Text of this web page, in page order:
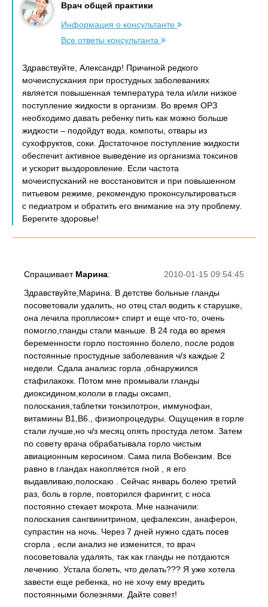
Врач общей практики
Информация о консультанте
Все ответы консультанта
Здравствуйте, Александр! Причиной редкого
мочеиспускания при простудных заболеваниях
является повышенная температура тела и/или низкое
поступление жидкости в организм. Во время ОРЗ
необходимо давать ребенку пить как можно больше
жидкости – подойдут вода, компоты, отвары из
сухофруктов, соки. Достаточное поступление жидкости
обеспечит активное выведение из организма токсинов
и ускорит выздоровление. Если частота
мочеиспусканий не восстановится и при повышенном
питьевом режиме, рекомендую проконсультироваться
с педиатром и обратить его внимание на эту проблему.
Берегите здоровье!
2010-01-15 09:54:45
Спрашивает Марина:
Здравствуйте,Марина. В детстве больные гланды
посоветовали удалить, но отец стал водить к старушке,
она лечила проплисом+ спирт и еще что-то, очень
помогло,гланды стали маньше. В 24 года во время
беременности горло постоянно болело, после родов
постоянные простудные заболевания ч/з каждые 2
недели. Сдала анализс горла ,обнаружился
стафилакокк. Потом мне промывали гланды
диоксидином,кололи в глады оксамп,
полоскания,таблетки тонзилотрон, иммунофан,
витамины В1,В6., физиопроцедуры. Ощущения в горле
стали лучше,но ч/з месяц опять простуда летом. Затем
по совету врача обрабатывала горло чистым
авиационным керосином. Сама пила Вобензим. Все
равно в гландах накопляется гной , я его
выдавливаю,полоскаю . Сейчас январь болею третий
раз, боль в горле, повторился фарингит, с носа
постоянно стекает мокрота. Мне назначили:
полоскания сангвинитрином, цефалексин, анаферон,
супрастин на ночь. Через 7 дней нужно сдать посев
сгорла , если анализ не изменится, то врач
посоветовала удалять, так как гланды не потдаются
лечению. Устала болеть, что делать??? Я уже хотела
завести еще ребенка, но не хочу ему вредить
постоянными болезнями. Дайте совет!